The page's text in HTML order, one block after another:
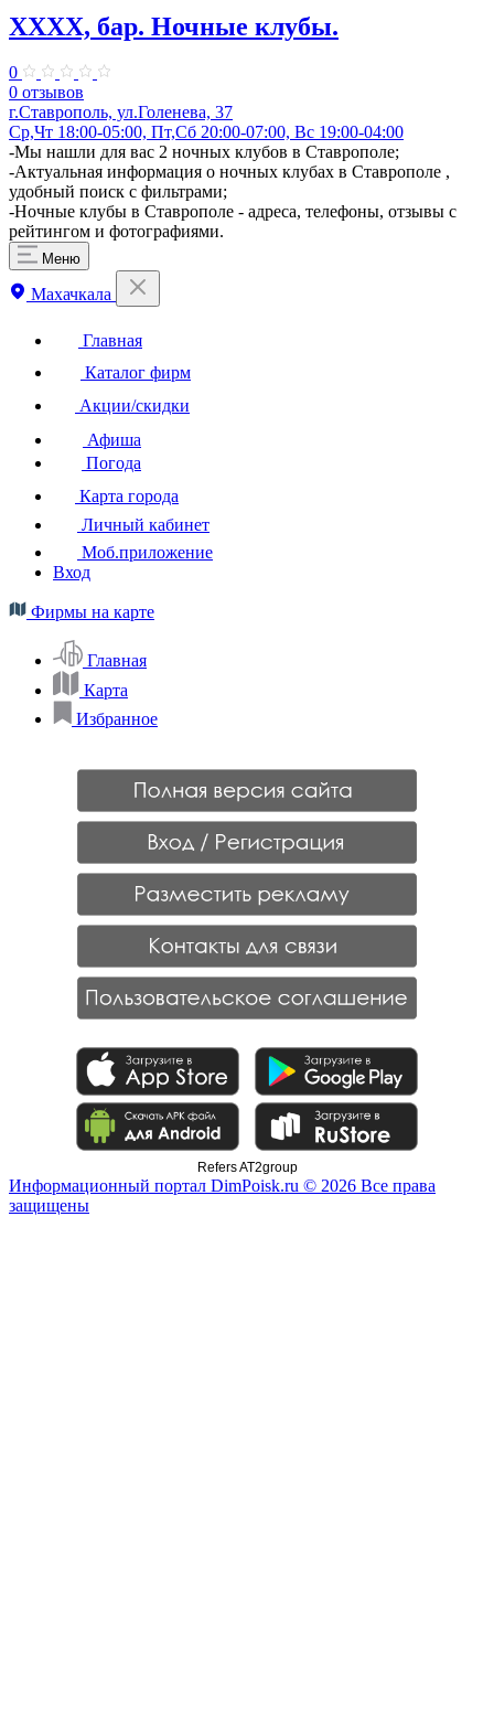
XXXX, бар. Ночные клубы.
0
0 отзывов
г.Ставрополь, ул.Голенева, 37
Ср,Чт 18:00-05:00, Пт,Сб 20:00-07:00, Вс 19:00-04:00
-Мы нашли для вас 2 ночных клубов в Ставрополе;
-Актуальная информация о ночных клубах в Ставрополе ,
удобный поиск с фильтрами;
-Ночные клубы в Ставрополе - адреса, телефоны, отзывы с
рейтингом и фотографиями.
Меню
Махачкала
Главная
Каталог фирм
Акции/скидки
Афиша
Погода
Карта города
Личный кабинет
Моб.приложение
Вход
Фирмы на карте
Главная
Карта
Избранное
Refers AT2group
Информационный портал DimPoisk.ru © 2026 Все права
защищены